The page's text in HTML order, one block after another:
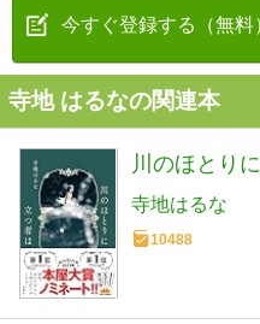
今すぐ登録する（無料
寺地 はるなの関連本
川のほとり
寺地はるな
10488